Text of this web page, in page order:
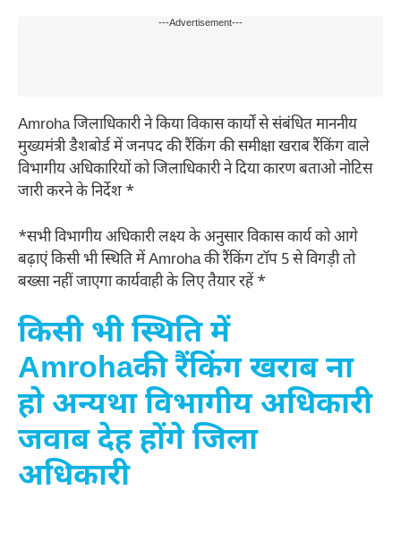
---Advertisement---
Amroha जिलाधिकारी ने किया विकास कार्यों से संबंधित माननीय
मुख्यमंत्री डैशबोर्ड में जनपद की रैंकिंग की समीक्षा खराब रैंकिंग वाले
विभागीय अधिकारियों को जिलाधिकारी ने दिया कारण बताओ नोटिस
जारी करने के निर्देश *
*सभी विभागीय अधिकारी लक्ष्य के अनुसार विकास कार्य को आगे
बढ़ाएं किसी भी स्थिति में Amroha की रैंकिंग टॉप 5 से विगड़ी तो
बख्सा नहीं जाएगा कार्यवाही के लिए तैयार रहें *
किसी भी स्थिति में
Amrohaकी रैंकिंग खराब ना
हो अन्यथा विभागीय अधिकारी
जवाब देह होंगे जिला
अधिकारी